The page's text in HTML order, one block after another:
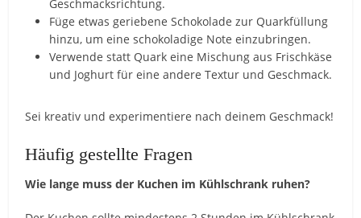
Geschmacksrichtung.
Füge etwas geriebene Schokolade zur Quarkfüllung
hinzu, um eine schokoladige Note einzubringen.
Verwende statt Quark eine Mischung aus Frischkäse
und Joghurt für eine andere Textur und Geschmack.
Sei kreativ und experimentiere nach deinem Geschmack!
Häufig gestellte Fragen
Wie lange muss der Kuchen im Kühlschrank ruhen?